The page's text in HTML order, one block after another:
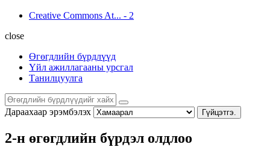
Creative Commons At... - 2
close
Өгөгдлийн бүрдлүүд
Үйл ажиллагааны урсгал
Танилцуулга
Дараахаар эрэмбэлэх Гүйцэтгэ.
2-н өгөгдлийн бүрдэл олдлоо